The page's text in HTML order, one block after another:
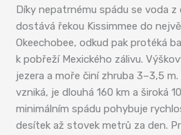
Díky nepatrnému spádu se voda
dostává řekou Kissimmee do
Okeechobee, odkud pak protéká
k pobřeží Mexického zálivu.
jezera a moře činí zhruba 3–3,5
vzniká, je dlouhá 160 km a široká
minimálním spádu pohybuje
desítek až stovek metrů za den.